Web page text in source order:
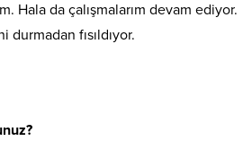
Hala da çalışmalarım devam ediyor.
durmadan fısıldıyor.